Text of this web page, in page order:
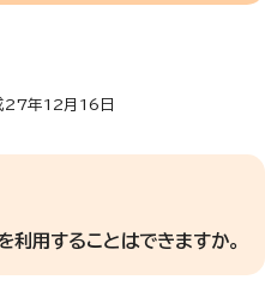
年12月16日
利用することはできますか。